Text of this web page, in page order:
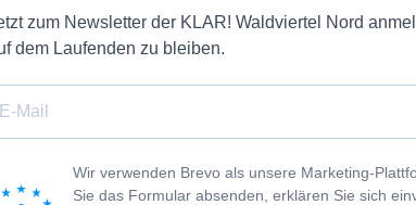
zum Newsletter der KLAR! Waldviertel Nord
dem Laufenden zu bleiben.
Wir verwenden Brevo als unsere Marketing-
Sie das Formular absenden, erklären Sie sich